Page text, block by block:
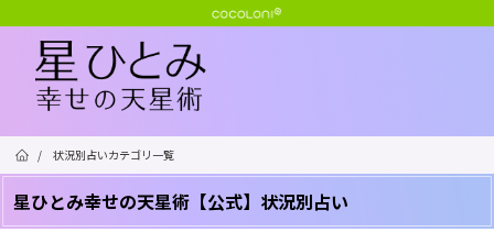
/ 状況別占いカテゴリ一覧
星ひとみ幸せの天星術【公式】状況別占い